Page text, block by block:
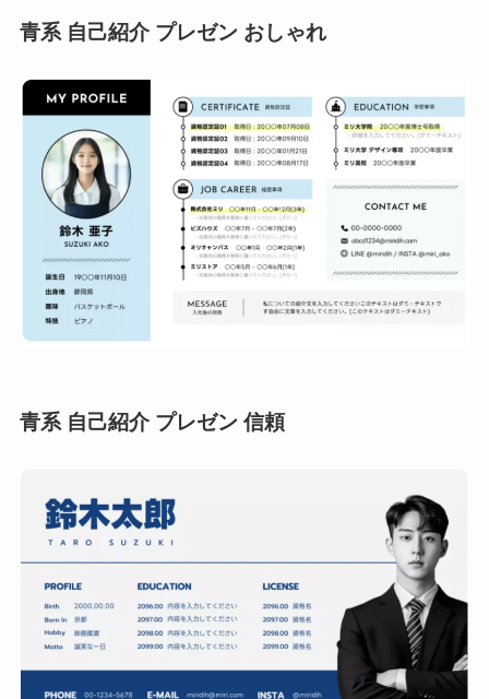
青系 自己紹介 プレゼン おしゃれ
青系 自己紹介 プレゼン 信頼